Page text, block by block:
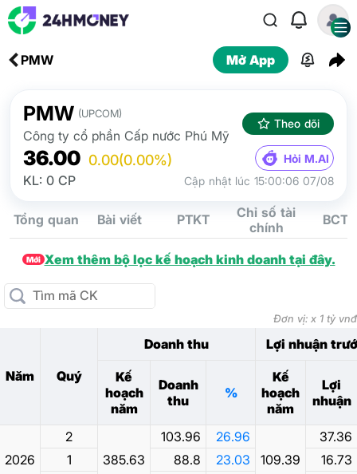
PMW Mở App
PMW (UPCOM)
Công ty cổ phần Cấp nước Phú Mỹ
Theo dõi
36.00 0.00(0.00%) Hỏi M.AI
KL: 0 CP Cập nhật lúc 15:00:06 07/08
Tổng quan Bài viết PTKT
Chỉ số tài
chính
BCTC
Mới Xem thêm bộ lọc kế hoạch kinh doanh tại đây.
Đơn vị: x 1 tỷ vnđ
Năm Quý
Doanh thu Lợi nhuận
Kế
hoạch
năm
Doanh
thu
%
Kế
hoạch
năm
Lợi
nhuận
2026
2
385.63
103.96
26.96
109.39
37.36
1
88.8 23.03
16.73